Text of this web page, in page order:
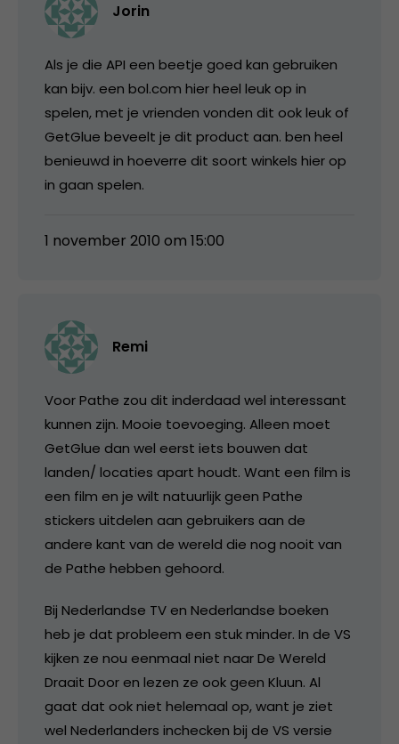
Jorin
Als je die API een beetje goed kan gebruiken
kan bijv. een bol.com hier heel leuk op in
spelen, met je vrienden vonden dit ook leuk of
GetGlue beveelt je dit product aan. ben heel
benieuwd in hoeverre dit soort winkels hier op
in gaan spelen.
1 november 2010 om 15:00
Remi
Voor Pathe zou dit inderdaad wel interessant
kunnen zijn. Mooie toevoeging. Alleen moet
GetGlue dan wel eerst iets bouwen dat
landen/ locaties apart houdt. Want een film is
een film en je wilt natuurlijk geen Pathe
stickers uitdelen aan gebruikers aan de
andere kant van de wereld die nog nooit van
de Pathe hebben gehoord.
Bij Nederlandse TV en Nederlandse boeken
heb je dat probleem een stuk minder. In de VS
kijken ze nou eenmaal niet naar De Wereld
Draait Door en lezen ze ook geen Kluun. Al
gaat dat ook niet helemaal op, want je ziet
wel Nederlanders inchecken bij de VS versie